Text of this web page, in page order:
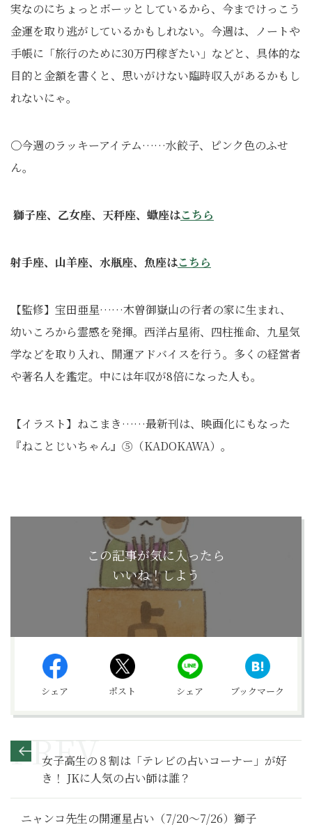
実なのにちょっとボーッとしているから、今までけっこう
金運を取り逃がしているかもしれない。今週は、ノートや
手帳に「旅行のために30万円稼ぎたい」などと、具体的な
目的と金額を書くと、思いがけない臨時収入があるかもし
れないにゃ。
〇今週のラッキーアイテム……水餃子、ピンク色のふせ
ん。
獅子座、乙女座、天秤座、蠍座はこちら
射手座、山羊座、水瓶座、魚座はこちら
【監修】宝田亜星……木曽御嶽山の行者の家に生まれ、
幼いころから霊感を発揮。西洋占星術、四柱推命、九星気
学などを取り入れ、開運アドバイスを行う。多くの経営者
や著名人を鑑定。中には年収が8倍になった人も。
【イラスト】ねこまき……最新刊は、映画化にもなった
『ねことじいちゃん』⑤（KADOKAWA）。
この記事が気に入ったら
いいね！しよう
シェア ポスト シェア ブックマーク
女子高生の８割は「テレビの占いコーナー」が好
き！ JKに人気の占い師は誰？
ニャンコ先生の開運星占い（7/20～7/26）獅子